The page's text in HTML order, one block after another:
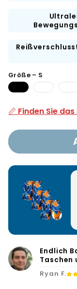
Größe – S
Variante
nicht
verfügbar
MVariant
nicht
📏 Finden Sie
Endlich
Taschen
Ryan F.